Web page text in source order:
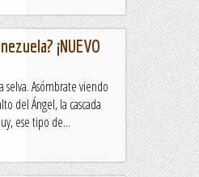
¡NUEVO
selva. Asómbrate viendo
del Ángel, la cascada
ese tipo de...